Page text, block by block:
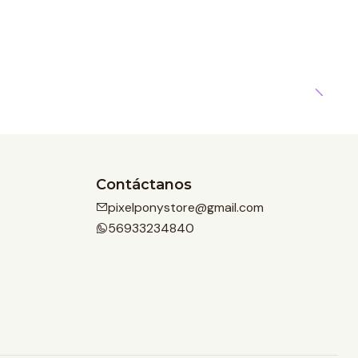
Contáctanos
pixelponystore@gmail.com
56933234840